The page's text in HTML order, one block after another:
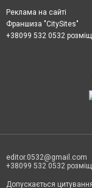
Реклама на сайті
Франшиза "CitySites"
+38099 532 0532
editor.0532@gmail.com
+38099 532 0532
Допускається